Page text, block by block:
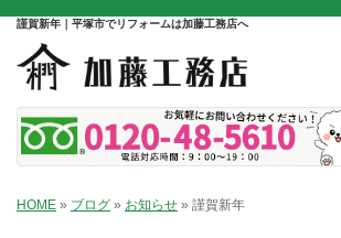
謹賀新年｜平塚市でリフォームは加藤工務店へ
HOME » ブログ » お知らせ » 謹賀新年